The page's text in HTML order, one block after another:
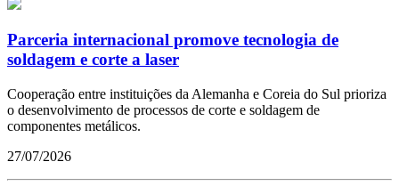
Parceria internacional promove tecnologia de
soldagem e corte a laser
Cooperação entre instituições da Alemanha e Coreia do Sul prioriza
o desenvolvimento de processos de corte e soldagem de
componentes metálicos.
27/07/2026